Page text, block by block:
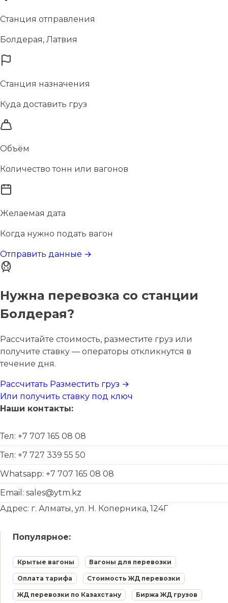
Станция отправления
Болдерая, Латвия
Станция назначения
Куда доставить груз
Объём
Количество тонн или вагонов
Желаемая дата
Когда нужно подать вагон
Отправить данные →
Нужна перевозка со станции
Болдерая?
Рассчитайте стоимость, разместите груз или
получите ставку — операторы откликнутся в
течение дня.
Рассчитать Разместить груз →
Или получить ставку под ключ
Наши контакты:
Тел: +7 707 165 08 08
Тел: +7 727 339 55 50
Whatsapp: +7 707 165 08 08
Email: sales@ytm.kz
Адрес: г. Алматы, ул. Н. Коперника, 124Г
Популярное:
Крытые вагоны Вагоны для перевозки
Оплата тарифа Стоимость ЖД перевозки
ЖД перевозки по Казахстану Биржа ЖД грузов